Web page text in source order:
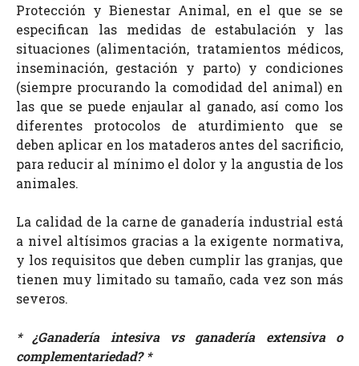
Protección y Bienestar Animal, en el que se se
especifican las medidas de estabulación y las
situaciones (alimentación, tratamientos médicos,
inseminación, gestación y parto) y condiciones
(siempre procurando la comodidad del animal) en
las que se puede enjaular al ganado, así como los
diferentes protocolos de aturdimiento que se
deben aplicar en los mataderos antes del sacrificio,
para reducir al mínimo el dolor y la angustia de los
animales.
La calidad de la carne de ganadería industrial está
a nivel altísimos gracias a la exigente normativa,
y los requisitos que deben cumplir las granjas, que
tienen muy limitado su tamaño, cada vez son más
severos.
* ¿Ganadería intesiva vs ganadería extensiva o
complementariedad?*